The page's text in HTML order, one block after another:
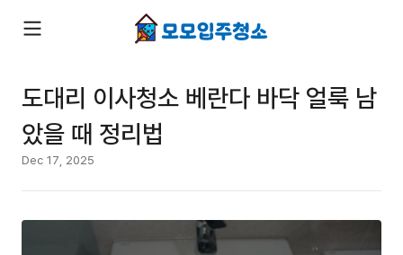
도대리 이사청소 베란다 바닥 얼룩 남
았을 때 정리법
Dec 17, 2025